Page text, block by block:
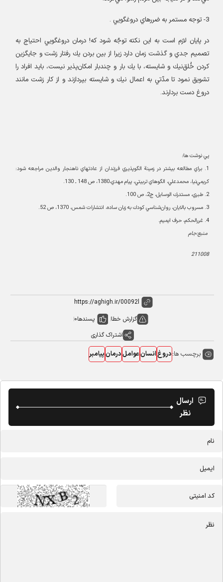
توجه مستمر به ضررهاي دروغگويي.
در پايان لازم است به اين نكته توجّه شود كه! درمان دروغگويي احتياج به
تصميم جدي و گذشت زمان دارد زيرا از بين بردن يك رفتار زشت و جايگزين
كردن خُلق‌نيك و شايسته، با يك بار و چندبار امكان‌پذير نيست، بايد افراد را
تشويق نمود تا مدّتي به اعمال نيك و شايسته بپردازند و از كار زشت مانند
دروغ دست بردارند.
پي نوشت ها:
براي مطالعه بيشتر در زمينة الگوپذيري فرزندان از عادتهاي ناهنجار والدين مراجعه شود:
كريمي‌نيا، محمدعلي، الگوهاي تربيتي، پيام مهدي،1380، ص
148ـ 130
.
طبري، مستدرك الوسايل، ج2، ص 100
.
مسروب بالايان، روان‌شناسي كودك به زبان ساده، انتشارات شمس، 1370، ص 52
.
غررالحكم، حرف ايميم.
منبع:جام
211008
گزارش خطا پسندها0
اشتراک گذاری
برچسب ها:دروغانسانعواملدرمانپیامبر
ارسال
نظر